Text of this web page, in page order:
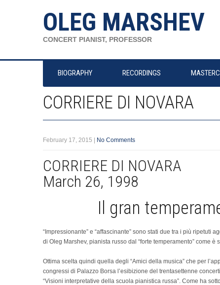
OLEG MARSHEV
CONCERT PIANIST, PROFESSOR
BIOGRAPHY RECORDINGS
CORRIERE DI NOVARA
February 17, 2015 No Comments
CORRIERE DI NOVARA
March 26, 1998
Il gran
“Impressionante” e “affascinante” sono stati due tra i più ripetuti
di Oleg Marshev, pianista russo dal “forte temperamento” come
Ottima scelta quindi quella degli “Amici della musica” che per
congressi di Palazzo Borsa l’esibizione del trentasettenne
“Visioni interpretative della scuola pianistica russa”. Come ha